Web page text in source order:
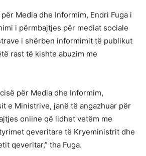
Media dhe Informim, Endri Fuga i
i përmbajtjes për mediat sociale
i shërben informimit të publikut
rast të kishte abuzim me
për Media dhe Informim,
e Ministrive, janë të angazhuar për
online që lidhet vetëm me
qeveritare të Kryeministrit dhe
qeveritar,” tha Fuga.